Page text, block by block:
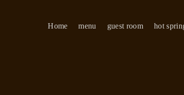
Home menu guest room hot